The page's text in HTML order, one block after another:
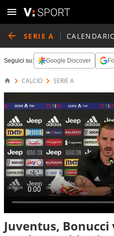
SERIE A
Seguici su: Google Discover
CALCIO SERIE A
Juventus,